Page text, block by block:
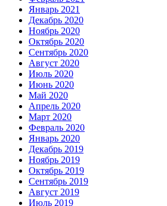
Январь 2021
Декабрь 2020
Ноябрь 2020
Октябрь 2020
Сентябрь 2020
Август 2020
Июль 2020
Июнь 2020
Май 2020
Апрель 2020
Март 2020
Февраль 2020
Январь 2020
Декабрь 2019
Ноябрь 2019
Октябрь 2019
Сентябрь 2019
Август 2019
Июль 2019